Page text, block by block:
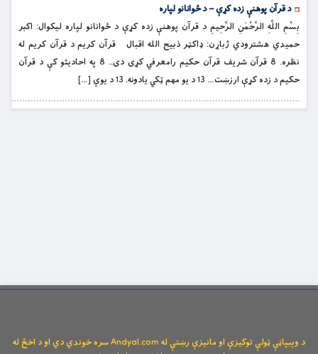
د قرآن پوهنې زده کړې – د ځوانانو لپاره
بِسْمِ اللَّهِ الرَّحْمَنِ الرَّحِيمِ د قرآن پوهنې زده کړې د ځوانانو لپاره ليکوال: اکبر
حميدي هشترودي ژباړن: ډاکټر ذبيح الله اقبال قرآن کريم د قرآن کريم له
نظره. 8 قرآن شريف قرآن حکیم رامعرفي كړى دى.. 8 په احاديثو کې د قرآن
حکیم د زده كړې ارزښت… 13 د يو مهم ټكي يادونه. 13 د يوې […]
د وېبپاڼې ټولې توکیزې او مانیزې رښتې له Andyal.com سره خوندي دي او د اخځ له